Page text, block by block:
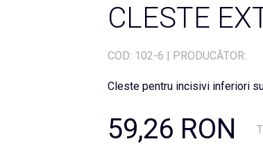
CLESTE
COD: 102-6 | PRODUCĂTOR:
Cleste pentru incisivi inferiori
59,26 RON